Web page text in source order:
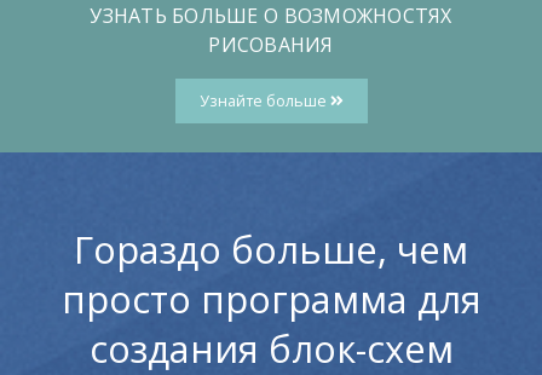
УЗНАТЬ БОЛЬШЕ О ВОЗМОЖНОСТЯХ
РИСОВАНИЯ
Узнайте больше
Гораздо больше, чем
просто программа для
создания блок-схем